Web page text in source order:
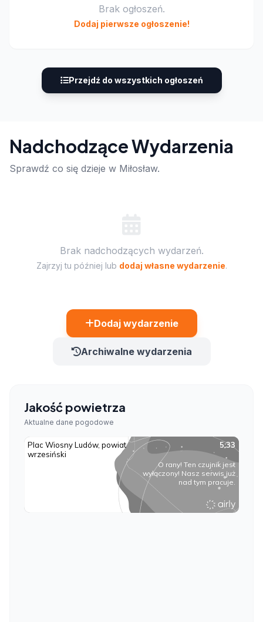
Brak ogłoszeń.
Dodaj pierwsze ogłoszenie!
Przejdź do wszystkich ogłoszeń
Nadchodzące Wydarzenia
Sprawdź co się dzieje w Miłosław.
Brak nadchodzących wydarzeń.
Zajrzyj tu później lub dodaj własne wydarzenie.
Dodaj wydarzenie
Archiwalne wydarzenia
Jakość powietrza
Aktualne dane pogodowe